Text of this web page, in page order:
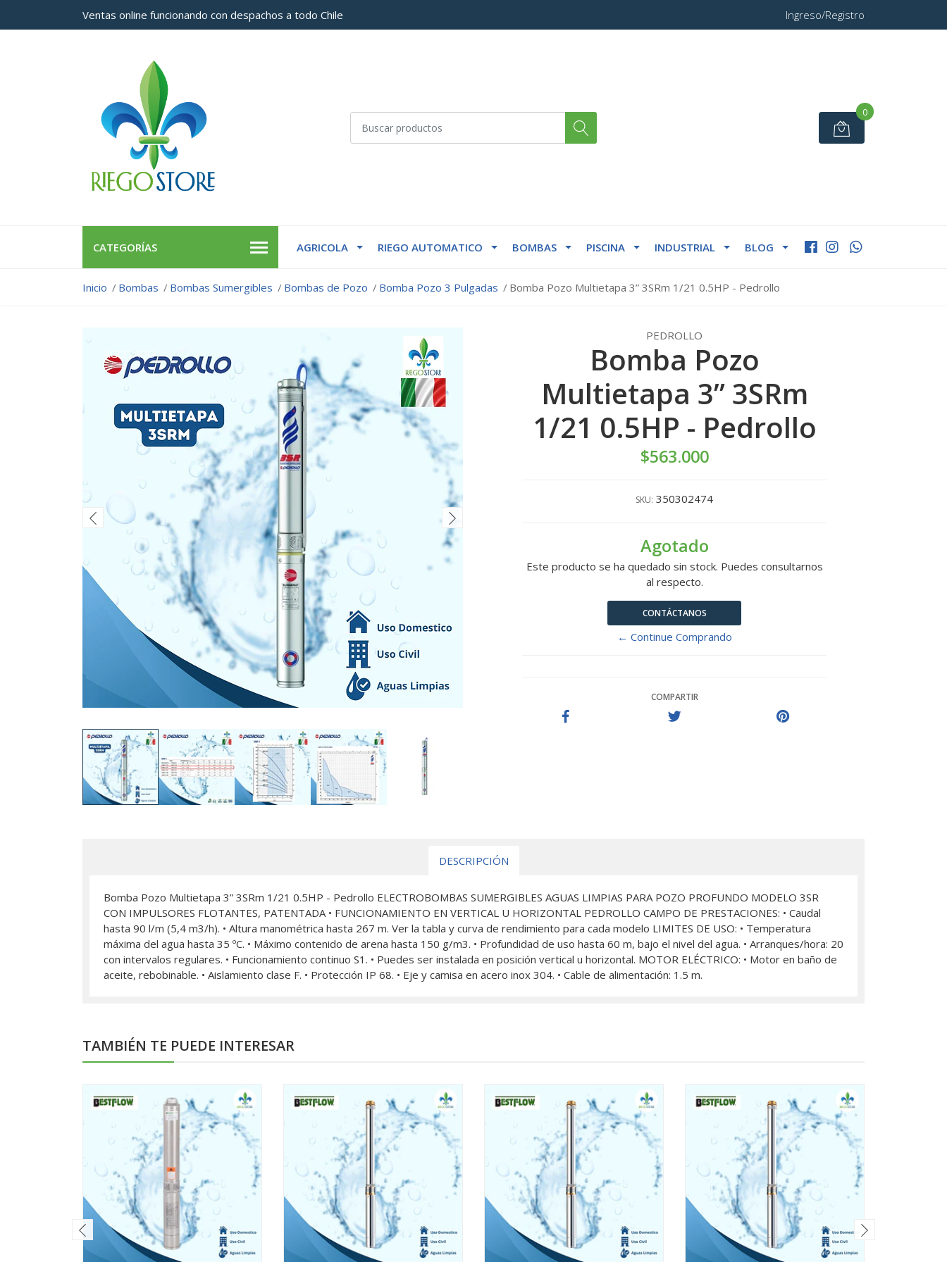
Ventas online funcionando con despachos a todo Chile Ingreso/Registro
0
CATEGORÍAS AGRICOLA RIEGO AUTOMATICO BOMBAS PISCINA INDUSTRIAL BLOG
Inicio Bombas Bombas Sumergibles Bombas de Pozo Bomba Pozo 3 Pulgadas Bomba Pozo Multietapa 3” 3SRm 1/21 0.5HP - Pedrollo
AGOTADO
PEDROLLO
Bomba Pozo
Multietapa 3” 3SRm
1/21 0.5HP - Pedrollo
$563.000
SKU: 350302474
Agotado
Este producto se ha quedado sin stock. Puedes consultarnos
al respecto.
CONTÁCTANOS
← Continue Comprando
COMPARTIR
DESCRIPCIÓN
Bomba Pozo Multietapa 3” 3SRm 1/21 0.5HP - Pedrollo ELECTROBOMBAS SUMERGIBLES AGUAS LIMPIAS PARA POZO PROFUNDO MODELO 3SR
CON IMPULSORES FLOTANTES, PATENTADA • FUNCIONAMIENTO EN VERTICAL U HORIZONTAL PEDROLLO CAMPO DE PRESTACIONES: • Caudal
hasta 90 l/m (5,4 m3/h). • Altura manométrica hasta 267 m. Ver la tabla y curva de rendimiento para cada modelo LIMITES DE USO: • Temperatura
máxima del agua hasta 35 ºC. • Máximo contenido de arena hasta 150 g/m3. • Profundidad de uso hasta 60 m, bajo el nivel del agua. • Arranques/hora: 20
con intervalos regulares. • Funcionamiento continuo S1. • Puedes ser instalada en posición vertical u horizontal. MOTOR ELÉCTRICO: • Motor en baño de
aceite, rebobinable. • Aislamiento clase F. • Protección IP 68. • Eje y camisa en acero inox 304. • Cable de alimentación: 1.5 m.
TAMBIÉN TE PUEDE INTERESAR